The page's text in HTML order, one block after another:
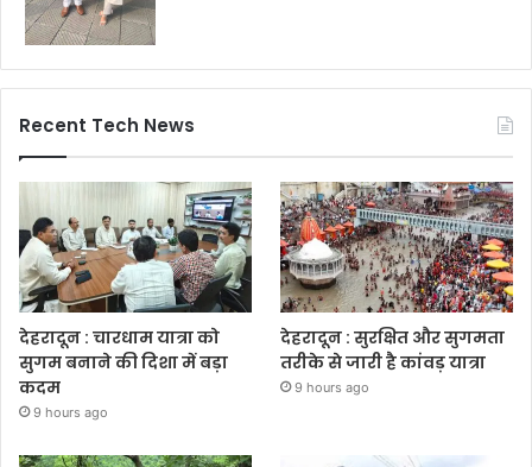
Recent Tech News
देहरादून : चारधाम यात्रा को
सुगम बनाने की दिशा में बड़ा
कदम
9 hours ago
देहरादून : सुरक्षित और सुगमता
तरीके से जारी है कांवड़ यात्रा
9 hours ago